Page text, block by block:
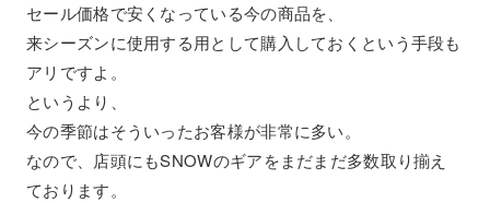
セール価格で安くなっている今の商品を、
来シーズンに使用する用として購入しておくという手段も
アリですよ。
というより、
今の季節はそういったお客様が非常に多い。
なので、店頭にもSNOWのギアをまだまだ多数取り揃え
ております。